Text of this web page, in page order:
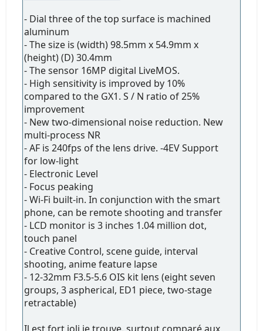
- Dial three of the top surface is machined
aluminum
- The size is (width) 98.5mm x 54.9mm x
(height) (D) 30.4mm
- The sensor 16MP digital LiveMOS.
- High sensitivity is improved by 10%
compared to the GX1. S / N ratio of 25%
improvement
- New two-dimensional noise reduction. New
multi-process NR
- AF is 240fps of the lens drive. -4EV Support
for low-light
- Electronic Level
- Focus peaking
- Wi-Fi built-in. In conjunction with the smart
phone, can be remote shooting and transfer
- LCD monitor is 3 inches 1.04 million dot,
touch panel
- Creative Control, scene guide, interval
shooting, anime feature lapse
- 12-32mm F3.5-5.6 OIS kit lens (eight seven
groups, 3 aspherical, ED1 piece, two-stage
retractable)
Il est fort joli je trouve, surtout comparé aux